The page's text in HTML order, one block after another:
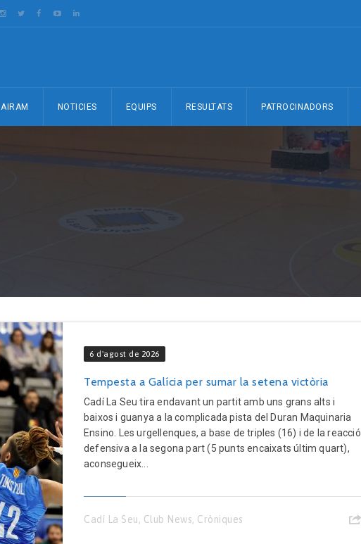
AIRAM NOTICIES EQUIPS RESULTATS PATROCINADORS
6 d'agost de 2026
Tempesta a Galícia per sumar la setena victòria
Cadí La Seu tira endavant un partit amb uns grans alts i
baixos i guanya a la complicada pista del Duran Maquinaria
Ensino. Les urgellenques, a base de triples (16) i de la reacció
defensiva a la segona part (5 punts encaixats últim quart),
aconsegueix...
Cadí La Seu Club News Cròniques